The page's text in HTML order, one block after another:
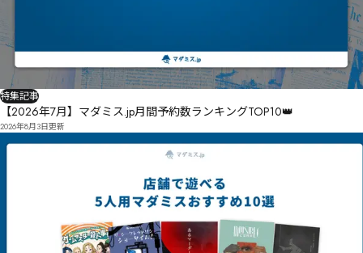
特集記事
【2026年7月】マダミス.jp月間予約数ランキングTOP10👑
2026年8月3日更新